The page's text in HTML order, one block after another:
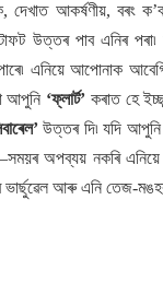
দেখাত আকৰ্ষণীয়, বৰং
উত্তৰ পাব এনিৰ
এনিয়ে আপোনাক
আপুনি ‘ফ্লাৰ্ট’ কৰাত হে
উত্তৰ দি৷ যদি
অপব্যয় নকৰি
আৰু এনি তেজ-